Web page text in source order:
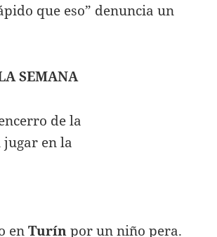
que eso” denuncia un
SEMANA
enTurínpor un niño pera.